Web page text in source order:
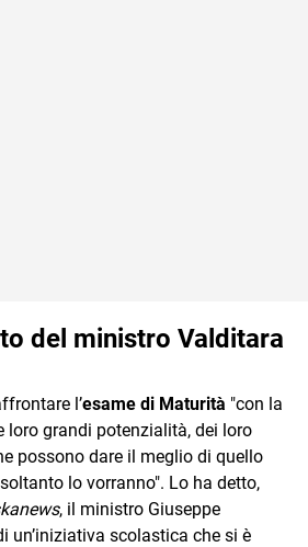
del ministro Valditara
l’esame di Maturità "con la
loro grandi potenzialità, dei loro
possono dare il meglio di quello
lo vorranno". Lo ha detto,
, il ministro Giuseppe
un’iniziativa scolastica che si è